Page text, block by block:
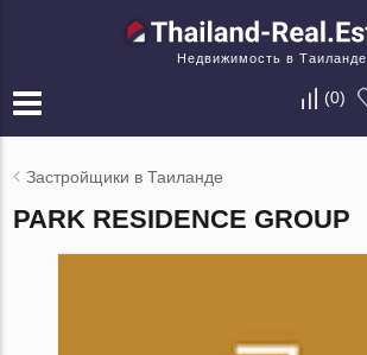
Недвижимость в Таиланде
(0)
Застройщики в Таиланде
PARK RESIDENCE GROUP